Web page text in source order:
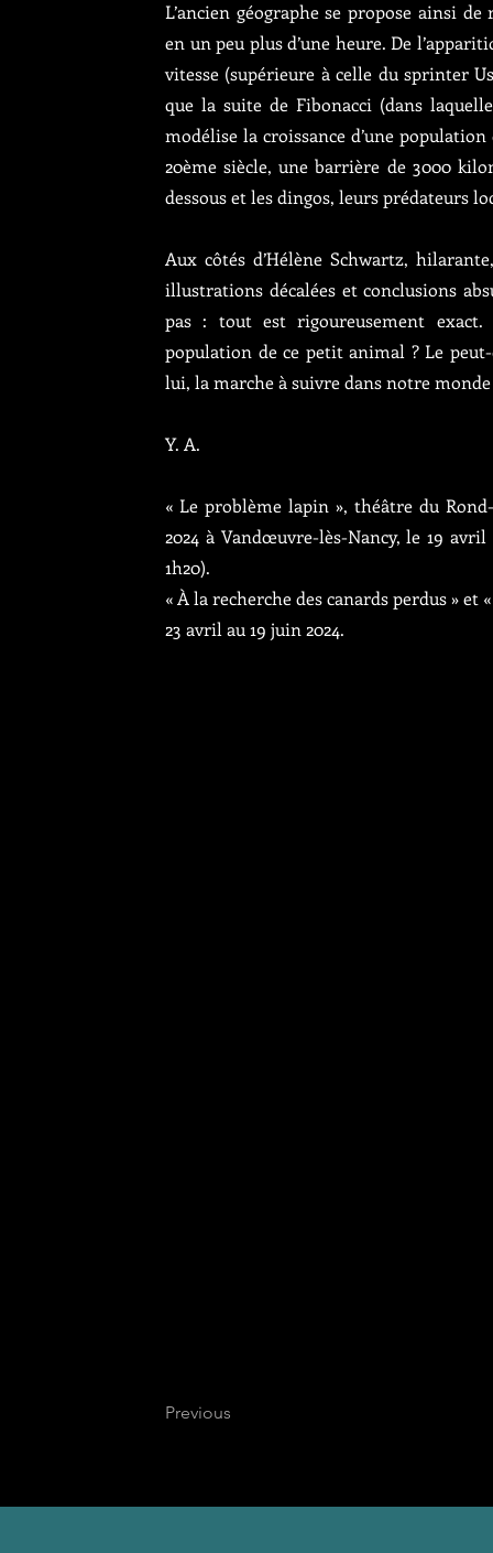
L’ancien géographe se propose ainsi
en un peu plus d’une heure. De
vitesse (supérieure à celle du sprinter
que la suite de Fibonacci (dans
modélise la croissance d’une
20ème siècle, une barrière de 3000
dessous et les dingos, leurs prédateurs
Aux côtés d’Hélène Schwartz,
illustrations décalées et conclusions
pas : tout est rigoureusement
population de ce petit animal ? Le
lui, la marche à suivre dans notre
Y. A.
« Le problème lapin », théâtre du
2024 à Vandœuvre-lès-Nancy, le 19
1h20).
« À la recherche des canards perdus »
23 avril au 19 juin 2024.
Previous